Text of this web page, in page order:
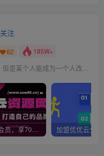
关注
62 185W+
没人能改变另一个人，但是某个人能成为一个人改变的原因
加入VIP会员，享70%的推广提成，免费学习多种网上创业课程，菜鸟秒变大神！